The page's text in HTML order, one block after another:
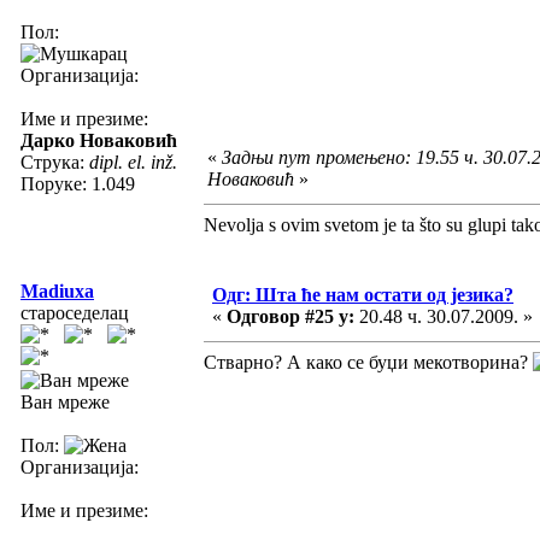
Пол:
Организација:
Име и презиме:
Дарко Новаковић
Струка: dipl. el. inž.
Поруке: 1.049
« Задњи пут промењено: 19.55 ч.
Новаковић »
Nevolja s ovim svetom je ta što su glupi
Madiuxa
староседелац
Ван мреже
Пол:
Организација:
Име и презиме:
Одг: Шта ће нам остати од језика?
« Одговор #25 у: 20.48 ч. 30.07.2009. »
Стварно? А како се буџи мекотворина?